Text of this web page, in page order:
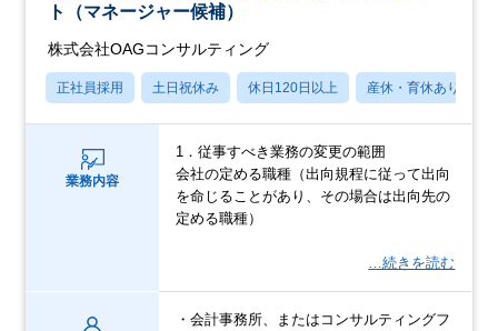
ト（マネージャー候補）
株式会社OAGコンサルティング
正社員採用 土日祝休み 休日120日以上 産休・育休あり
業務内容
1．従事すべき業務の変更の範囲
会社の定める職種（出向規程に従って出向
を命じることがあり、その場合は出向先の
定める職種）
…続きを読む
・会計事務所、またはコンサルティングフ